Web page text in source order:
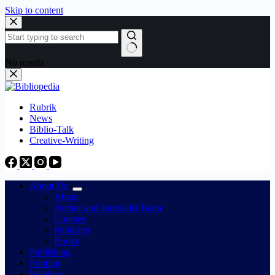
Skip to content
No results
Rubrik
News
Biblio-Talk
Creative-Writing
About Us
About
Author and Journalist Team
Courses
Publisher
Books
Publishing
Printing